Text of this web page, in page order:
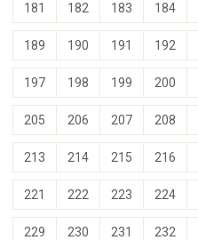
181 182 183 184
189 190 191 192
197 198 199 200
205 206 207 208
213 214 215 216
221 222 223 224
229 230 231 232